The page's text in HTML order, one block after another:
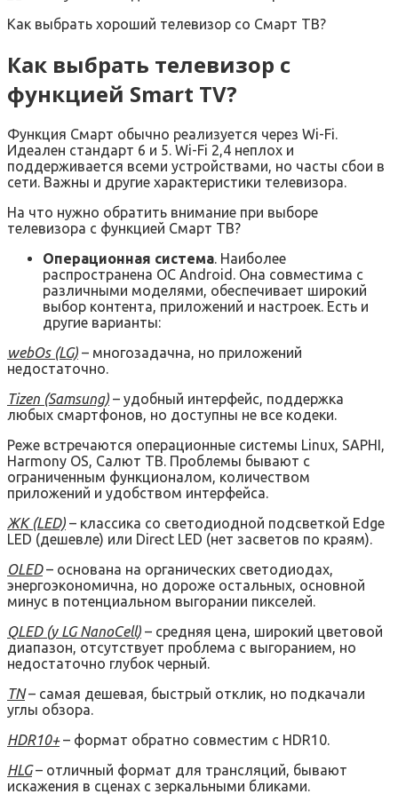
Как выбрать хороший телевизор со Смарт ТВ?
Как выбрать телевизор с
функцией Smart TV?
Функция Смарт обычно реализуется через Wi-Fi.
Идеален стандарт 6 и 5. Wi-Fi 2,4 неплох и
поддерживается всеми устройствами, но часты сбои в
сети. Важны и другие характеристики телевизора.
На что нужно обратить внимание при выборе
телевизора с функцией Смарт ТВ?
Операционная система. Наиболее
распространена ОС Android. Она совместима с
различными моделями, обеспечивает широкий
выбор контента, приложений и настроек. Есть и
другие варианты:
webOs (LG) – многозадачна, но приложений
недостаточно.
Tizen (Samsung) – удобный интерфейс, поддержка
любых смартфонов, но доступны не все кодеки.
Реже встречаются операционные системы Linux, SAPHI,
Harmony OS, Салют ТВ. Проблемы бывают с
ограниченным функционалом, количеством
приложений и удобством интерфейса.
ЖК (LED) – классика со светодиодной подсветкой Edge
LED (дешевле) или Direct LED (нет засветов по краям).
OLED– основана на органических светодиодах,
энергоэкономична, но дороже остальных, основной
минус в потенциальном выгорании пикселей.
QLED (у LG NanoCell) – средняя цена, широкий цветовой
диапазон, отсутствует проблема с выгоранием, но
недостаточно глубок черный.
TN– самая дешевая, быстрый отклик, но подкачали
углы обзора.
HDR10+– формат обратно совместим с HDR10.
HLG– отличный формат для трансляций, бывают
искажения в сценах с зеркальными бликами.